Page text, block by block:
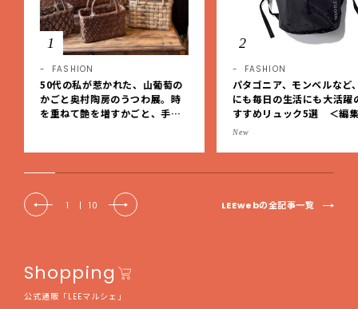
1
FASHION
50代の私が惹かれた、山葡萄の
かごと奥村陶房のうつわ展。時
を重ねて艶を増すかごと、手仕
2
FASHION
パタゴニア、モンベルなど
にも毎日の生活にも大活躍
すすめリュック5選 ＜編
レクト＞【LEEマルシェ】
New
1 | 10 LEEwebの全記事一覧
Shopping
公式通販「LEEマルシェ」